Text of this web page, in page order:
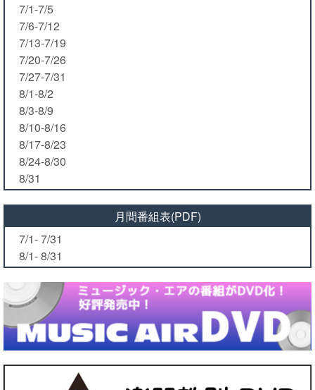
7/1-7/5
7/6-7/12
7/13-7/19
7/20-7/26
7/27-7/31
8/1-8/2
8/3-8/9
8/10-8/16
8/17-8/23
8/24-8/30
8/31
月間番組表(PDF)
7/1- 7/31
8/1- 8/31